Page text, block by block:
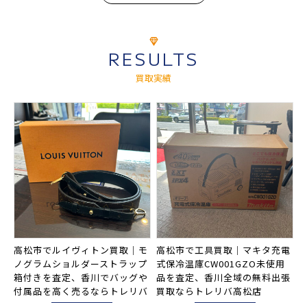
RESULTS
買取実績
高松市でルイヴィトン買取｜モ
ノグラムショルダーストラップ
箱付きを査定、香川でバッグや
付属品を高く売るならトレリバ
高松市で工具買取｜マキタ充電
式保冷温庫CW001GZO未使用
品を査定、香川全域の無料出張
買取ならトレリバ高松店